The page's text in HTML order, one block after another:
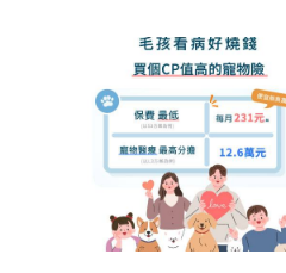
冷氣清洗(限時優惠)
信義客戶優惠
信義成交客戶福利